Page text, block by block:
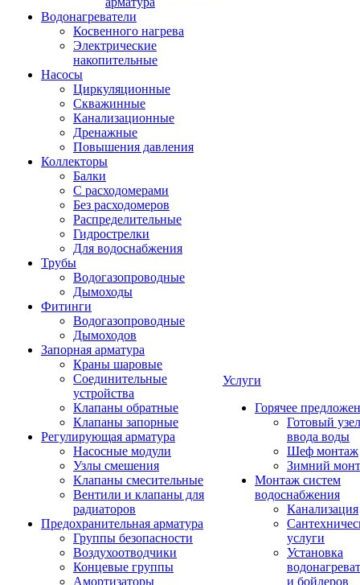
Водонагреватели
Косвенного нагрева
Электрические
накопительные
Насосы
Циркуляционные
Скважинные
Канализационные
Дренажные
Повышения давления
Коллекторы
Балки
С расходомерами
Без расходомеров
Распределительные
Гидрострелки
Для водоснабжения
Трубы
Водогазопроводные
Дымоходы
Фитинги
Водогазопроводные
Дымоходов
Запорная арматура
Краны шаровые
Соединительные
устройства
Клапаны обратные
Клапаны запорные
Регулирующая арматура
Насосные модули
Узлы смешения
Клапаны смесительные
Вентили и клапаны для
радиаторов
Предохранительная арматура
Группы безопасности
Воздухоотводчики
Концевые группы
Амортизаторы
Услуги
Горячее
Готовый узел
ввода воды
Шеф монтаж
Зимний
Монтаж систем
водоснабжения
Канализация
услуги
Установка
и бойлеров